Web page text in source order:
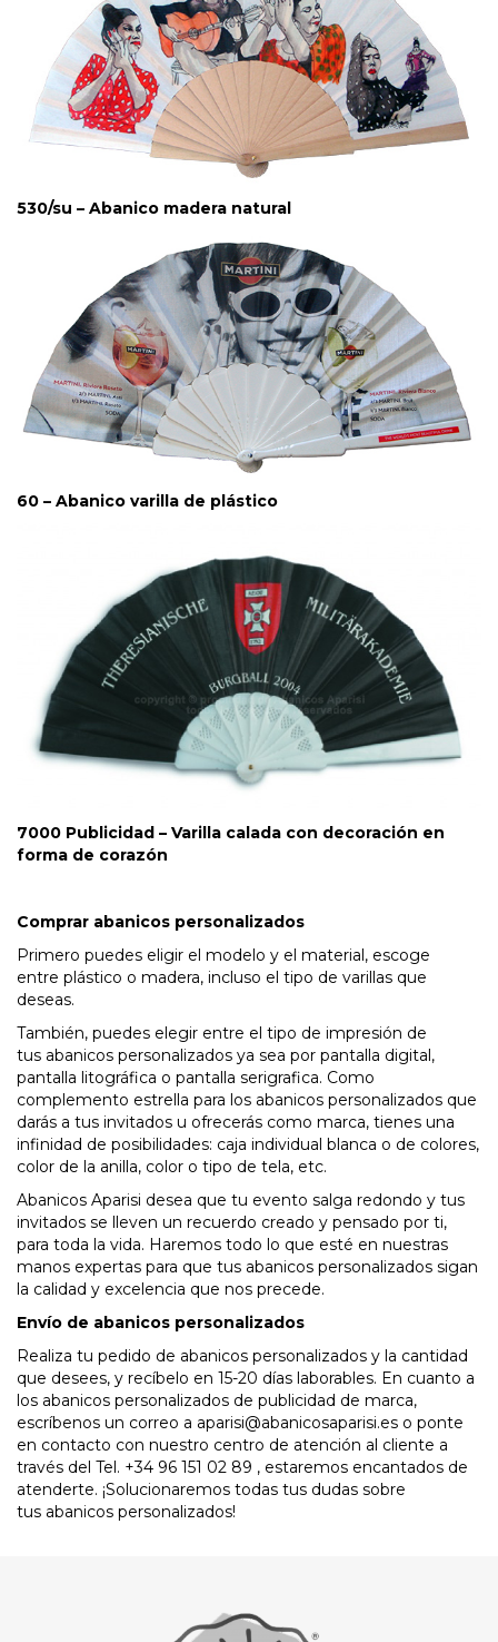
530/su – Abanico madera natural
60 – Abanico varilla de plástico
7000 Publicidad – Varilla calada con decoración en
forma de corazón
Comprar abanicos personalizados
Primero puedes eligir el modelo y el material, escoge
entre plástico o madera, incluso el tipo de varillas que
deseas.
También, puedes elegir entre el tipo de impresión de
tus abanicos personalizados ya sea por pantalla digital,
pantalla litográfica o pantalla serigrafica. Como
complemento estrella para los abanicos personalizados que
darás a tus invitados u ofrecerás como marca, tienes una
infinidad de posibilidades: caja individual blanca o de colores,
color de la anilla, color o tipo de tela, etc.
Abanicos Aparisi desea que tu evento salga redondo y tus
invitados se lleven un recuerdo creado y pensado por ti,
para toda la vida. Haremos todo lo que esté en nuestras
manos expertas para que tus abanicos personalizados sigan
la calidad y excelencia que nos precede.
Envío de abanicos personalizados
Realiza tu pedido de abanicos personalizados y la cantidad
que desees, y recíbelo en 15-20 días laborables. En cuanto a
los abanicos personalizados de publicidad de marca,
escríbenos un correo a aparisi@abanicosaparisi.es o ponte
en contacto con nuestro centro de atención al cliente a
través del Tel. +34 96 151 02 89 , estaremos encantados de
atenderte. ¡Solucionaremos todas tus dudas sobre
tus abanicos personalizados!